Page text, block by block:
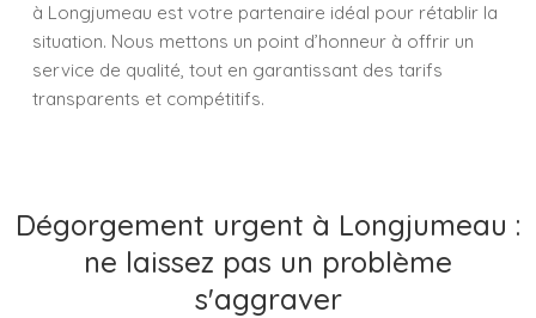
à Longjumeau est votre partenaire idéal pour rétablir la
situation. Nous mettons un point d’honneur à offrir un
service de qualité, tout en garantissant des tarifs
transparents et compétitifs.
Dégorgement urgent à Longjumeau :
ne laissez pas un problème
s'aggraver